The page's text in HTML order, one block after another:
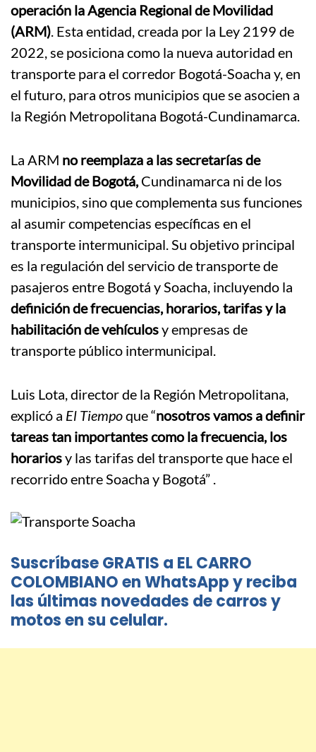
operación la Agencia Regional de Movilidad
(ARM). Esta entidad, creada por la Ley 2199 de
2022, se posiciona como la nueva autoridad en
transporte para el corredor Bogotá-Soacha y, en
el futuro, para otros municipios que se asocien a
la Región Metropolitana Bogotá-Cundinamarca.
La ARM no reemplaza a las secretarías de
Movilidad de Bogotá,Cundinamarca ni de los
municipios, sino que complementa sus funciones
al asumir competencias específicas en el
transporte intermunicipal.Su objetivo principal
es la regulación del servicio de transporte de
pasajeros entre Bogotá y Soacha, incluyendo la
definición de frecuencias, horarios, tarifas y la
habilitación de vehículosy empresas de
transporte público intermunicipal.
Luis Lota, director de la Región Metropolitana,
explicó a El Tiempoque“nosotros vamos a definir
tareas tan importantes como la frecuencia, los
horariosy las tarifas del transporte que hace el
recorrido entre Soacha y Bogotá” .
Suscríbase GRATIS a EL CARRO
COLOMBIANO en WhatsApp y reciba
las últimas novedades de carros y
motos en su celular.